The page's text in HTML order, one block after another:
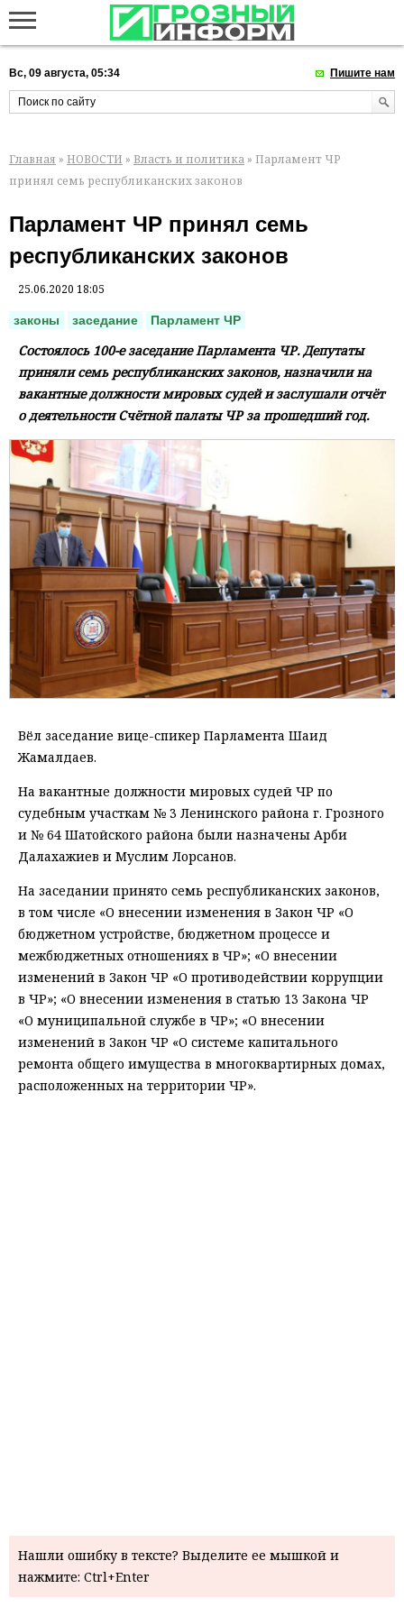
Вс, 09 августа, 05:34 Пишите нам
Главная » НОВОСТИ » Власть и политика » Парламент ЧР
принял семь республиканских законов
Парламент ЧР принял семь
республиканских законов
25.06.2020 18:05
законы заседание Парламент ЧР
Состоялось 100-е заседание Парламента ЧР. Депутаты
приняли семь республиканских законов, назначили на
вакантные должности мировых судей и заслушали отчёт
о деятельности Счётной палаты ЧР за прошедший год.
Вёл заседание вице-спикер Парламента Шаид
Жамалдаев.
На вакантные должности мировых судей ЧР по
судебным участкам № 3 Ленинского района г. Грозного
и № 64 Шатойского района были назначены Арби
Далахажиев и Муслим Лорсанов.
На заседании принято семь республиканских законов,
в том числе «О внесении изменения в Закон ЧР «О
бюджетном устройстве, бюджетном процессе и
межбюджетных отношениях в ЧР»; «О внесении
изменений в Закон ЧР «О противодействии коррупции
в ЧР»; «О внесении изменения в статью 13 Закона ЧР
«О муниципальной службе в ЧР»; «О внесении
изменений в Закон ЧР «О системе капитального
ремонта общего имущества в многоквартирных домах,
расположенных на территории ЧР».
Нашли ошибку в тексте? Выделите ее мышкой и
нажмите: Ctrl+Enter